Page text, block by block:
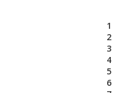
1
2
3
4
5
6